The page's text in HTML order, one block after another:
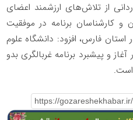
از تلاش‌های ارزشمند اعضای
و کارشناسان برنامه در موفقیت
استان فارس، افزود: دانشگاه علوم
و پیشبرد برنامه غربالگری بدو
است.